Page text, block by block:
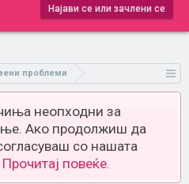
Најави се или зачлени се
проблеми
неопходни за
Ако продолжиш да
со нашата
Прочитај повеќе.